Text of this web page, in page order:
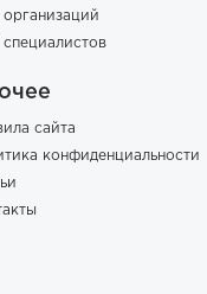
организаций
специалистов
сайта
конфиденциальности